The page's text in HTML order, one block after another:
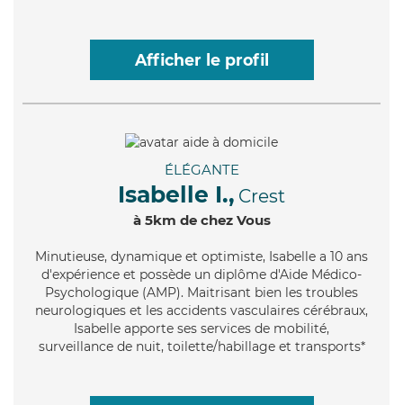
Afficher le profil
ÉLÉGANTE
Isabelle I., Crest
à 5km de chez Vous
Minutieuse, dynamique et optimiste, Isabelle a 10 ans
d'expérience et possède un diplôme d'Aide Médico-
Psychologique (AMP). Maitrisant bien les troubles
neurologiques et les accidents vasculaires cérébraux,
Isabelle apporte ses services de mobilité,
surveillance de nuit, toilette/habillage et transports*